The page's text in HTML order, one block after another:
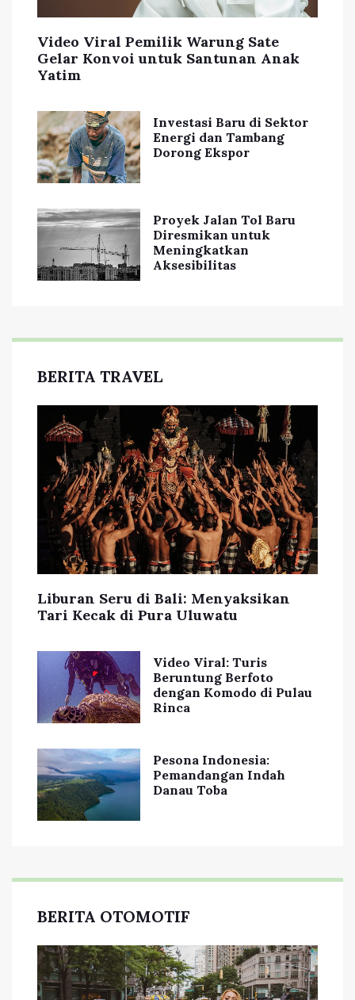
Video Viral Pemilik Warung Sate
Gelar Konvoi untuk Santunan Anak
Yatim
Investasi Baru di Sektor
Energi dan Tambang
Dorong Ekspor
Proyek Jalan Tol Baru
Diresmikan untuk
Meningkatkan
Aksesibilitas
BERITA TRAVEL
Liburan Seru di Bali: Menyaksikan
Tari Kecak di Pura Uluwatu
Video Viral: Turis
Beruntung Berfoto
dengan Komodo di Pulau
Rinca
Pesona Indonesia:
Pemandangan Indah
Danau Toba
BERITA OTOMOTIF